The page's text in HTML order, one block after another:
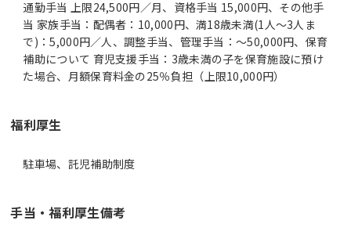
通勤手当 上限24,500円／月、資格手当 15,000円、その他手
当 家族手当：配偶者：10,000円、満18歳未満(1人～3人ま
で)：5,000円／人、調整手当、管理手当：～50,000円、保育
補助について 育児支援手当：3歳未満の子を保育施設に預け
た場合、月額保育料金の25％負担（上限10,000円）
福利厚生
駐車場、託児補助制度
手当・福利厚生備考